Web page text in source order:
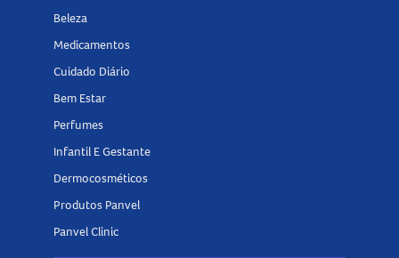
Beleza
Medicamentos
Cuidado Diário
Bem Estar
Perfumes
Infantil E Gestante
Dermocosméticos
Produtos Panvel
Panvel Clinic